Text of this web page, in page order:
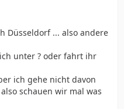
Düsseldorf ... also andere
unter ? oder fahrt ihr
ich gehe nicht davon
schauen wir mal was